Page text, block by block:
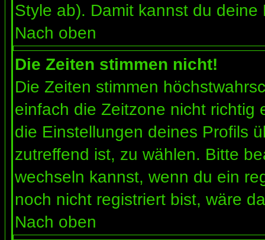
Style ab). Damit kannst du
Nach oben
Die Zeiten stimmen nicht!
Die Zeiten stimmen
einfach die Zeitzone nicht richtig
die Einstellungen deines Profils
zutreffend ist, zu wählen. Bitte
wechseln kannst, wenn du ein
noch nicht registriert bist, wäre
Nach oben